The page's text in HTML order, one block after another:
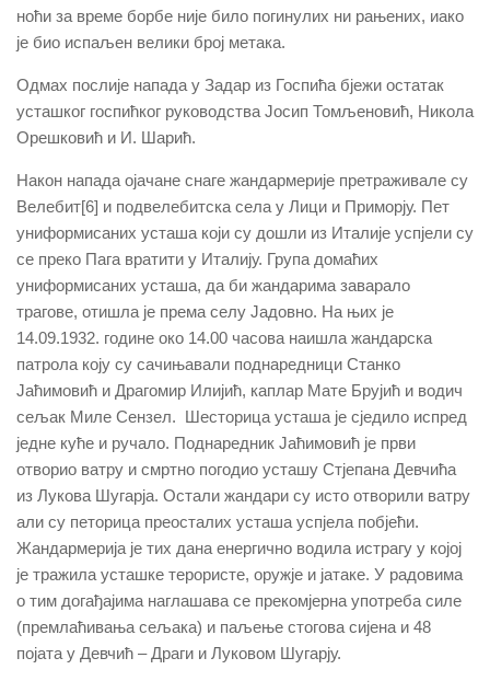
ноћи за време борбе није било погинулих ни рањених, иако
је био испаљен велики број метака.
Одмах послије напада у Задар из Госпића бјежи остатак
усташког госпићког руководства Јосип Томљеновић, Никола
Орешковић и И. Шарић.
Након напада ојачане снаге жандармерије претраживале су
Велебит[6] и подвелебитска села у Лици и Приморју. Пет
униформисаних усташа који су дошли из Италије успјели су
се преко Пага вратити у Италију. Група домаћих
униформисаних усташа, да би жандарима заварало
трагове, отишла је према селу Јадовно. На њих је
14.09.1932. године око 14.00 часова наишла жандарска
патрола коју су сачињавали поднаредници Станко
Јаћимовић и Драгомир Илијић, каплар Мате Брујић и водич
сељак Миле Сензел. Шесторица усташа је сједило испред
једне куће и ручало. Поднаредник Јаћимовић је први
отворио ватру и смртно погодио усташу Стјепана Девчића
из Лукова Шугарја. Остали жандари су исто отворили ватру
али су петорица преосталих усташа успјела побјећи.
Жандармерија је тих дана енергично водила истрагу у којој
је тражила усташке терористе, оружје и јатаке. У радовима
о тим догађајима наглашава се прекомјерна употреба силе
(премлаћивања сељака) и паљење стогова сијена и 48
појата у Девчић – Драги и Луковом Шугарју.